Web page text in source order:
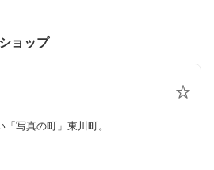
ョップ
写真の町」東川町。